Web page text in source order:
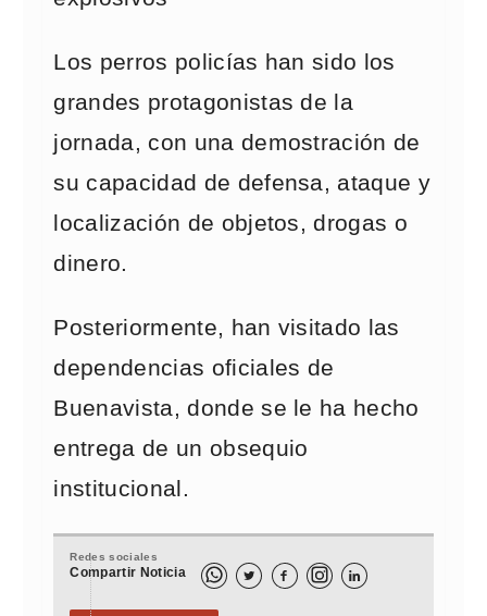
Los perros policías han sido los
grandes protagonistas de la
jornada, con una demostración de
su capacidad de defensa, ataque y
localización de objetos, drogas o
dinero.
Posteriormente, han visitado las
dependencias oficiales de
Buenavista, donde se le ha hecho
entrega de un obsequio
institucional.
Redes sociales
Compartir Noticia   